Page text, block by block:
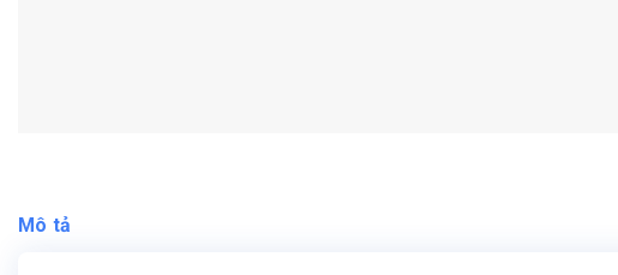
Mô tả